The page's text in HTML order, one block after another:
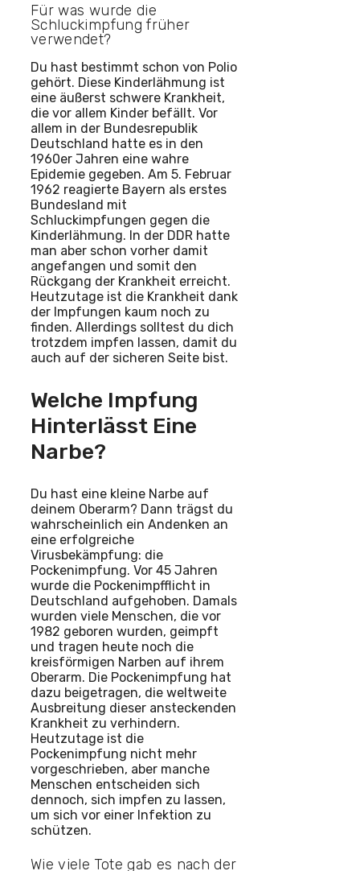
Für was wurde die
Schluckimpfung früher
verwendet?
Du hast bestimmt schon von Polio
gehört. Diese Kinderlähmung ist
eine äußerst schwere Krankheit,
die vor allem Kinder befällt. Vor
allem in der Bundesrepublik
Deutschland hatte es in den
1960er Jahren eine wahre
Epidemie gegeben. Am 5. Februar
1962 reagierte Bayern als erstes
Bundesland mit
Schluckimpfungen gegen die
Kinderlähmung. In der DDR hatte
man aber schon vorher damit
angefangen und somit den
Rückgang der Krankheit erreicht.
Heutzutage ist die Krankheit dank
der Impfungen kaum noch zu
finden. Allerdings solltest du dich
trotzdem impfen lassen, damit du
auch auf der sicheren Seite bist.
Welche Impfung
Hinterlässt Eine
Narbe?
Du hast eine kleine Narbe auf
deinem Oberarm? Dann trägst du
wahrscheinlich ein Andenken an
eine erfolgreiche
Virusbekämpfung: die
Pockenimpfung. Vor 45 Jahren
wurde die Pockenimpfflicht in
Deutschland aufgehoben. Damals
wurden viele Menschen, die vor
1982 geboren wurden, geimpft
und tragen heute noch die
kreisförmigen Narben auf ihrem
Oberarm. Die Pockenimpfung hat
dazu beigetragen, die weltweite
Ausbreitung dieser ansteckenden
Krankheit zu verhindern.
Heutzutage ist die
Pockenimpfung nicht mehr
vorgeschrieben, aber manche
Menschen entscheiden sich
dennoch, sich impfen zu lassen,
um sich vor einer Infektion zu
schützen.
Wie viele Tote gab es nach der